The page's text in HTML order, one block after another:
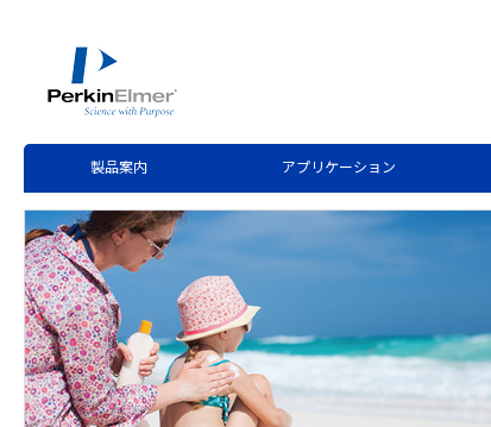
製品案内 アプリケーション
Application Note Download
シングルパーティクルICP-